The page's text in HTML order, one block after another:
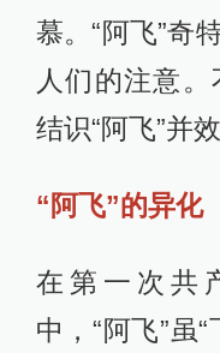
慕。“阿飞”奇
人们的注意
结识“阿飞”并效
“阿飞”的异化
在第一次共
中，“阿飞”虽